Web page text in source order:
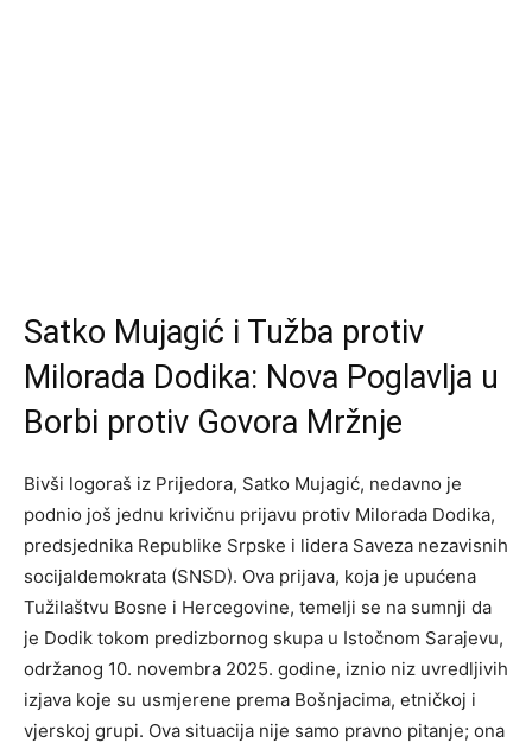
Satko Mujagić i Tužba protiv
Milorada Dodika: Nova Poglavlja u
Borbi protiv Govora Mržnje
Bivši logoraš iz Prijedora, Satko Mujagić, nedavno je
podnio još jednu krivičnu prijavu protiv Milorada Dodika,
predsjednika Republike Srpske i lidera Saveza nezavisnih
socijaldemokrata (SNSD). Ova prijava, koja je upućena
Tužilaštvu Bosne i Hercegovine, temelji se na sumnji da
je Dodik tokom predizbornog skupa u Istočnom Sarajevu,
održanog 10. novembra 2025. godine, iznio niz uvredljivih
izjava koje su usmjerene prema Bošnjacima, etničkoj i
vjerskoj grupi. Ova situacija nije samo pravno pitanje; ona